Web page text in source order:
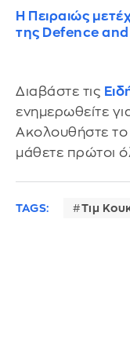
Η Πειραιώς
της Defence
Διαβάστε τις
ενημερωθείτε
Ακολουθήστε το
μάθετε πρώτοι
TAGS: Τιμ